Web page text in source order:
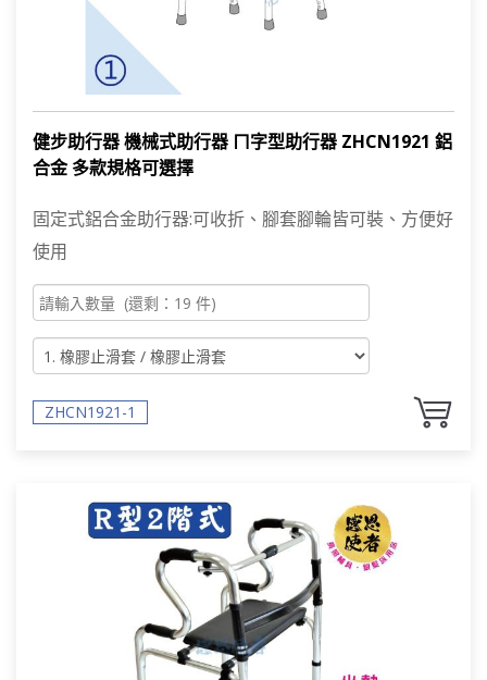
健步助行器 機械式助行器 ㄇ字型助行器 ZHCN1921 鋁
合金 多款規格可選擇
固定式鋁合金助行器:可收折、腳套腳輪皆可裝、方便好
使用
ZHCN1921-1